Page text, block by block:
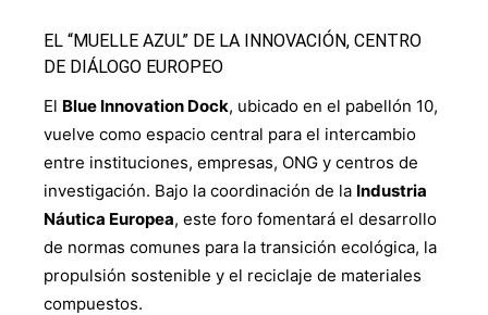
EL “MUELLE AZUL” DE LA INNOVACIÓN, CENTRO
DE DIÁLOGO EUROPEO
El Blue Innovation Dock, ubicado en el pabellón 10,
vuelve como espacio central para el intercambio
entre instituciones, empresas, ONG y centros de
investigación. Bajo la coordinación de la Industria
Náutica Europea, este foro fomentará el desarrollo
de normas comunes para la transición ecológica, la
propulsión sostenible y el reciclaje de materiales
compuestos.